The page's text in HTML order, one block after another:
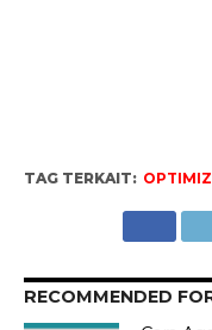
TAG TERKAIT:
RECOMMENDED